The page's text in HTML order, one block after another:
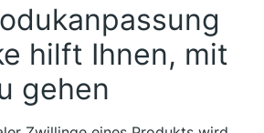
hilft Ihnen, mit
gehen